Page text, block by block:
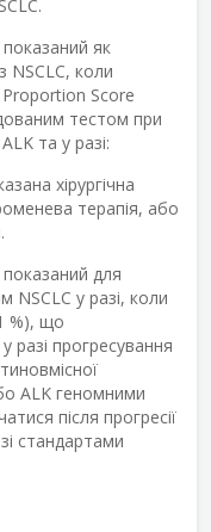
як
NSCLC, коли
Score
тестом при
та у разі:
хірургічна
терапія, або
для
NSCLC у разі, коли
%), що
разі прогресування
ALK геномними
після прогресії
зі стандартами